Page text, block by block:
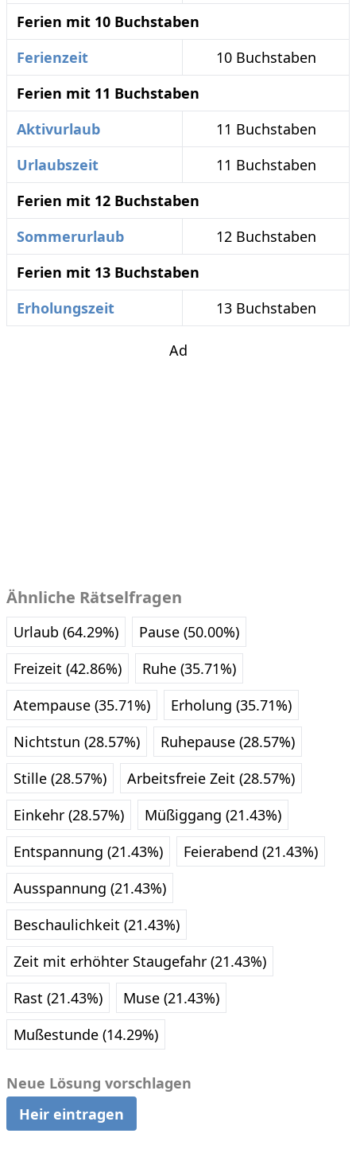
Ferien mit 10 Buchstaben
Ferienzeit
10 Buchstaben
Ferien mit 11 Buchstaben
Aktivurlaub
11 Buchstaben
Urlaubszeit
11 Buchstaben
Ferien mit 12 Buchstaben
Sommerurlaub
12 Buchstaben
Ferien mit 13 Buchstaben
Erholungszeit
13 Buchstaben
Ad
Ähnliche Rätselfragen
Urlaub (64.29%)
Pause (50.00%)
Freizeit (42.86%)
Ruhe (35.71%)
Atempause (35.71%)
Erholung (35.71%)
Nichtstun (28.57%)
Ruhepause (28.57%)
Stille (28.57%)
Arbeitsfreie Zeit (28.57%)
Einkehr (28.57%)
Müßiggang (21.43%)
Entspannung (21.43%)
Feierabend (21.43%)
Ausspannung (21.43%)
Beschaulichkeit (21.43%)
Zeit mit erhöhter Staugefahr (21.43%)
Rast (21.43%)
Muse (21.43%)
Mußestunde (14.29%)
Neue Lösung vorschlagen
Heir eintragen